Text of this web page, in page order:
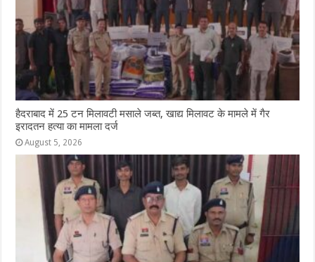
हैदराबाद में 25 टन मिलावटी मसाले जब्त, खाद्य मिलावट के मामले में गैर
इरादतन हत्या का मामला दर्ज
August 5, 2026